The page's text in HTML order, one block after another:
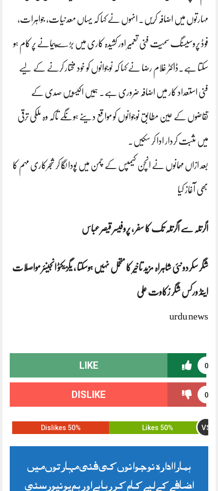
مہارتوں میں اضافہ کریں۔ انہوں نے کہا کہ یہاں معدنیات، جواہرات،
فوڈ پروسیسنگ سمیت فنی تعمیر اور کشیدہ کاری میں بڑے پیمانے پر کام ہو
سکتا ہے۔ڈاکٹر غلام رضا نے کہا کہ نوجوانوں کو خود مختار کرنے کے لیے
فنی استعداد کار میں اضافہ ضروری ہے۔ ہمیں اکیسویں صدی کے
تقاضوں کے عین مطابق نوجوانوں کو مواقع دینے ہونگے تاکہ وہ ملکی ترقی
میں مثبت کردار ادا کر سکیں۔
بعد ازاں مہمانوں نے انچن کیمپس کے چمن میں پودا لگا کر شجرکاری مہم کا
بھی آغاز کیا
اگرتلہ سے اگرتلہ تک کا سفر ، پروفیسر قیصر عباس
شگر سکردو نئی شاہراہ مزید تاخیر کا متحمل نہیں ہوسکتا ، یگزیکٹو انجینئر مواصلات
اینڈ ورکس شگر زکاوت علی
urdu news
0
LIKE
0
DISLIKE
50% Likes VS
50% Dislikes
ہمارا ادارہ نوجوانوں کی فنی مہارتوں میں
اضافے کے لیے کام کر رہا ہے اور ہم یونیورسٹی